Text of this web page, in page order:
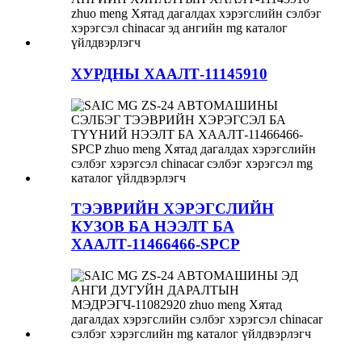
ХУРДНЫ ХААЛТ-11145910
ТЭЭВРИЙН ХЭРЭГСЛИЙН
КУЗОВ БА НЭЭЛТ БА
ХААЛТ-11466466-SPCP